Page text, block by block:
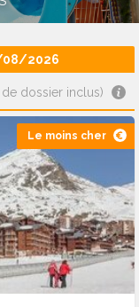
08/2026
de dossier inclus)
Le moins cher